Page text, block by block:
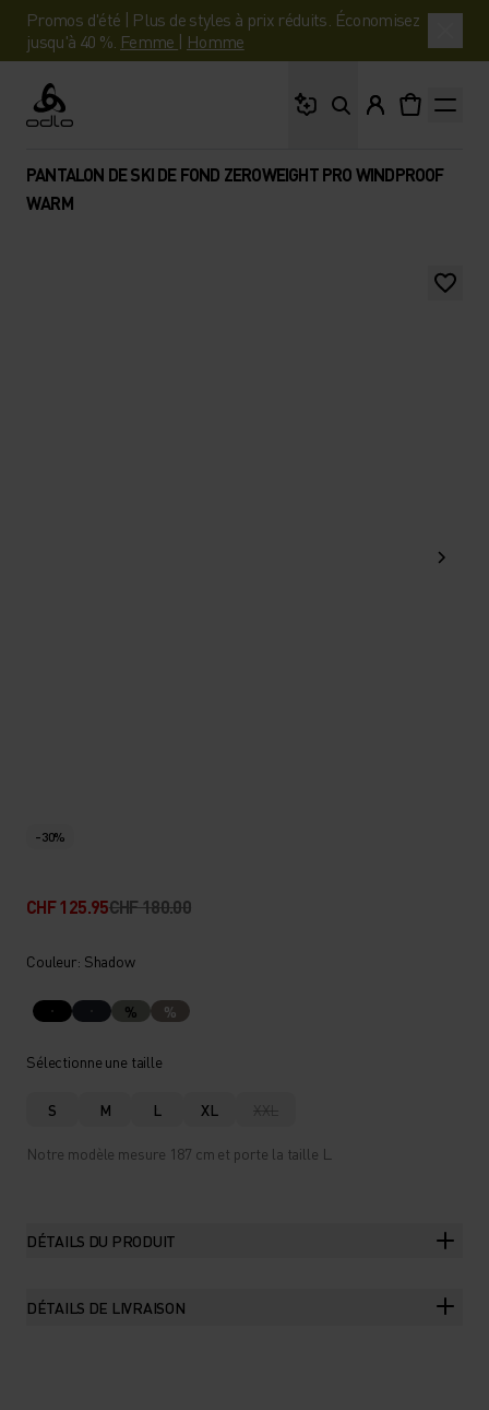
Promos d'été | Plus de styles à prix réduits. Économisez
jusqu'à 40 %. Femme | Homme
Odlo
PANTALON DE SKI DE FOND ZEROWEIGHT PRO WINDPROOF
WARM
-30%
CHF 125.95CHF 180.00
Couleur: Shadow
% %
Sélectionne une taille
S M L XL XXL
Notre modèle mesure 187 cm et porte la taille L.
DÉTAILS DU PRODUIT
DÉTAILS DE LIVRAISON